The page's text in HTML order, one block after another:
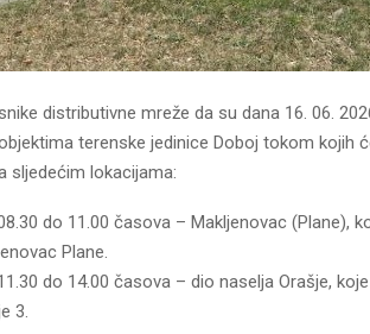
distributivne mreže da su dana 16. 06.
terenske jedinice Doboj tokom kojih
sljedećim lokacijama:
do 11.00 časova – Makljenovac (Plane),
Plane.
do 14.00 časova – dio naselja Orašje,
3.